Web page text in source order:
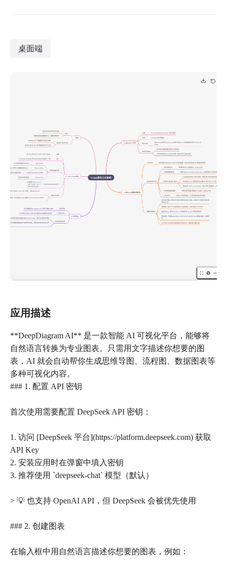
桌面端
应用描述
**DeepDiagram AI** 是一款智能 AI 可视化平台，能够将
自然语言转换为专业图表。只需用文字描述你想要的图
表，AI 就会自动帮你生成思维导图、流程图、数据图表等
多种可视化内容。
### 1. 配置 API 密钥
首次使用需要配置 DeepSeek API 密钥：
1. 访问 [DeepSeek 平台](https://platform.deepseek.com) 获取
API Key
2. 安装应用时在弹窗中填入密钥
3. 推荐使用 `deepseek-chat` 模型（默认）
> 💡 也支持 OpenAI API，但 DeepSeek 会被优先使用
### 2. 创建图表
在输入框中用自然语言描述你想要的图表，例如：